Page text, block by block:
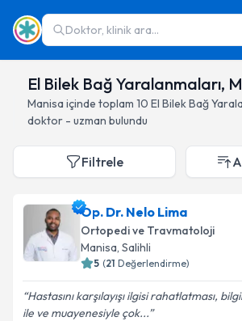
Doktor, klinik ara...
El Bilek Bağ Yaralanmaları,
Manisa içinde toplam 10 El Bilek Bağ
doktor - uzman bulundu
Filtrele
Op. Dr. Nelo Lima
Ortopedi ve Travmatoloji
Manisa, Salihli
5 (21 Değerlendirme)
Hastasını karşılayışı ilgisi rahatlatması,
ile ve muayenesiyle çok...